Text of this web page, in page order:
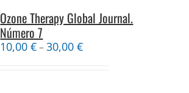
Ozone Therapy Global Journal.
Número 7
10,00€–30,00€